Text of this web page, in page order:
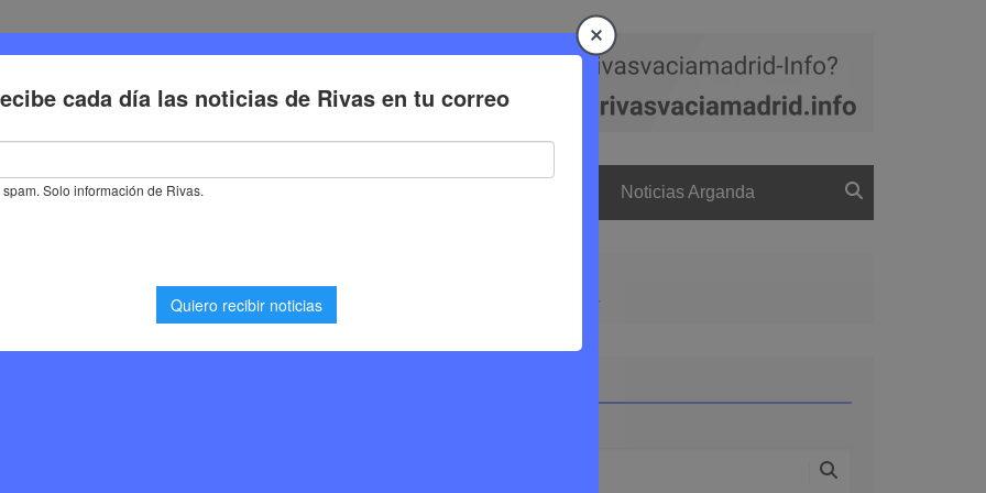
Deporte Cultura Trabajo Noticias Arganda
la correcta climatización de los colegios durante el último trimestre del curso escolar
de Madrid que
de los
trimestre del